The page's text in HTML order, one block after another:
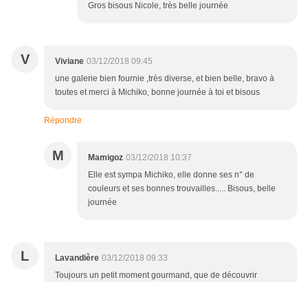
Gros bisous Nicole, très belle journée
V Viviane 03/12/2018 09:45
une galerie bien fournie ,très diverse, et bien belle, bravo à
toutes et merci à Michiko, bonne journée à toi et bisous
Répondre
M Mamigoz 03/12/2018 10:37
Elle est sympa Michiko, elle donne ses n° de
couleurs et ses bonnes trouvailles..... Bisous, belle
journée
L Lavandière 03/12/2018 09:33
Toujours un petit moment gourmand, que de découvrir